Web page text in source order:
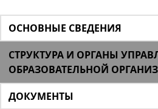
ОСНОВНЫЕ СВЕДЕНИЯ
СТРУКТУРА И ОРГАНЫ
ОБРАЗОВАТЕЛЬНОЙ
ДОКУМЕНТЫ